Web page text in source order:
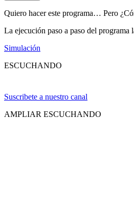
Quiero hacer este programa… Pero
La ejecución paso a paso del programa
Simulación
ESCUCHANDO
Suscribete a nuestro canal
AMPLIAR ESCUCHANDO